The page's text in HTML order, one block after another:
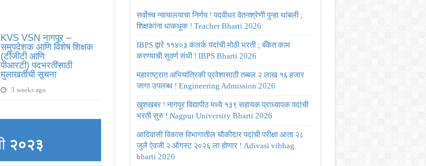
KVS VSN नागपूर –
समुपदेशक आणि विशेष शिक्षक
(टीजीटी आणि
पीआरटी) पदभरतींसाठी
मुलाखतीची सूचना
3 weeks ago
२०२३
सर्वोच्च न्यायालयाचा निर्णय ! पदवीधर वेतनश्रेणी पुन्हा थांबली ;
शिक्षकांना धाकधूक ! Teacher Bharti 2026
IBPS द्वारे ११४०३ कलर्क पदांची मोठी भरती ; बँकेत काम
करण्याची सुवर्ण संधी ! IBPS Bharti 2026
महाराष्ट्रात अभियांत्रिकी प्रवेशासाठी तब्बल २ लाख १६ हजार
जागा उपलब्ध ! Engineering Admission 2026
खुशखबर ! नागपूर विद्यापीठ मध्ये १३९ सहायक प्राध्यापक पदांची
भरती सुरु ! Nagpur University Bharti 2026
आदिवासी विकास विभागातील चौकीदार पदांची परीक्षा आता २८
जुलै ऐवजी २ ऑगस्ट २०२६ ला होणार ! Adivasi vibhag
bharti 2026